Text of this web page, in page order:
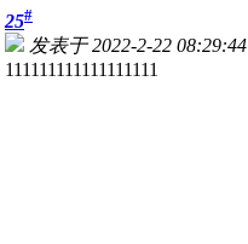
25#
发表于 2022-2-22 08:29:44
111111111111111111